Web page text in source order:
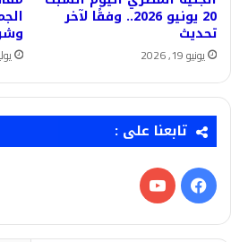
20 يونيو 2026.. وفقًا لآخر
تحديث
يونيو 19, 2026 يوليو
تابعنا على :
فيسبوك‫YouTube